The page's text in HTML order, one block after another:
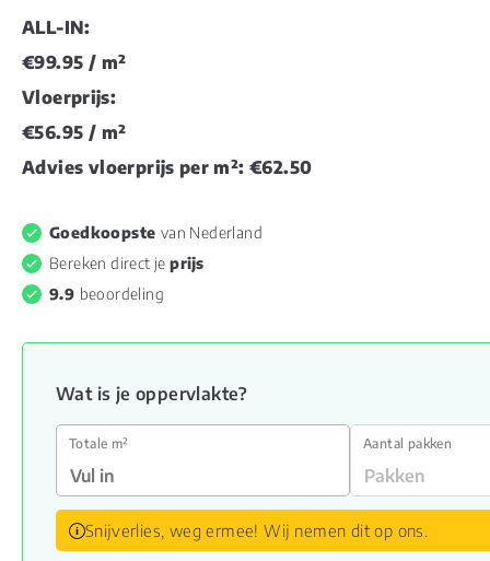
ALL-IN:
€99.95 / m²
Vloerprijs:
€56.95 / m²
Advies vloerprijs per m²: €62.50
Goedkoopste van Nederland
Bereken direct jeprijs
9.9 beoordeling
Wat is je oppervlakte?
Totale m² Aantal pakken
Snijverlies, weg ermee! Wij nemen dit op ons.